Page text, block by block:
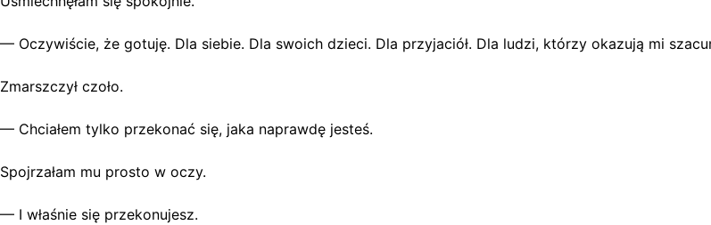
— Oczywiście, że gotuję. Dla siebie. Dla swoich dzieci. Dla przyjaciół. Dla ludzi, którzy okazują mi
Zmarszczył czoło.
— Chciałem tylko przekonać się, jaka naprawdę jesteś.
Spojrzałam mu prosto w oczy.
— I właśnie się przekonujesz.